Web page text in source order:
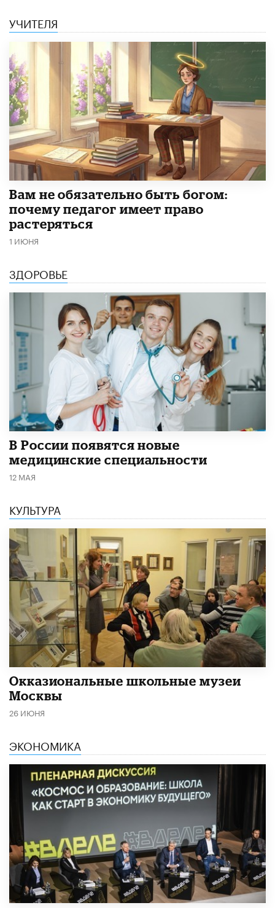
УЧИТЕЛЯ
​Вам не обязательно быть богом:
почему педагог имеет право
растеряться
1 ИЮНЯ
ЗДОРОВЬЕ
В России появятся новые
медицинские специальности
12 МАЯ
КУЛЬТУРА
​Окказиональные школьные музеи
Москвы
26 ИЮНЯ
ЭКОНОМИКА